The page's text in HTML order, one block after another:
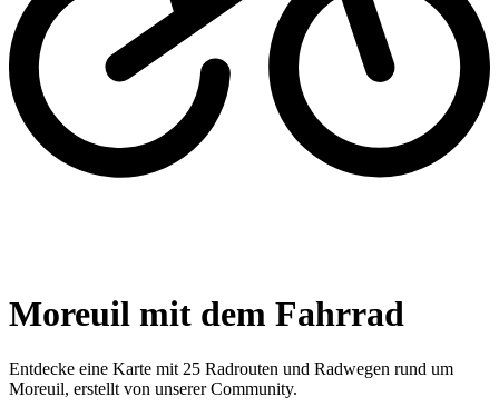
Moreuil mit dem Fahrrad
Entdecke eine Karte mit 25 Radrouten und Radwegen rund um
Moreuil, erstellt von unserer Community.